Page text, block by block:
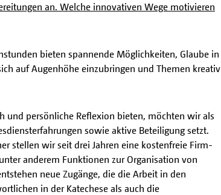
an. Welche innovativen Wege motivieren
bieten spannende Möglichkeiten, Glaube in
auf Augenhöhe einzubringen und Themen kreativ
und persönliche Reflexion bieten, möchten wir als
sowie aktive Beteiligung setzt.
stellen wir seit drei Jahren eine kostenfreie Firm-
anderem Funktionen zur Organisation von
neue Zugänge, die die Arbeit in den
in der Katechese als auch die